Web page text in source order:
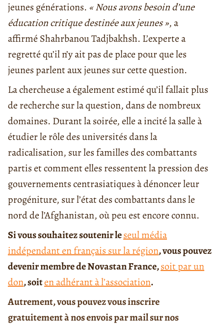
jeunes générations. « Nous avons besoin d’une
éducation critique destinée aux jeunes », a
affirmé Shahrbanou Tadjbakhsh. L’experte a
regretté qu’il n’y ait pas de place pour que les
jeunes parlent aux jeunes sur cette question.
La chercheuse a également estimé qu’il fallait plus
de recherche sur la question, dans de nombreux
domaines. Durant la soirée, elle a incité la salle à
étudier le rôle des universités dans la
radicalisation, sur les familles des combattants
partis et comment elles ressentent la pression des
gouvernements centrasiatiques à dénoncer leur
progéniture, sur l’état des combattants dans le
nord de l’Afghanistan, où peu est encore connu.
Si vous souhaitez soutenir leseul média
indépendant en français sur la région, vous pouvez
devenir membre de Novastan France,soit par un
don, soiten adhérant à l’association.
Autrement, vous pouvez vous inscrire
gratuitement à nos envois par mail sur nos